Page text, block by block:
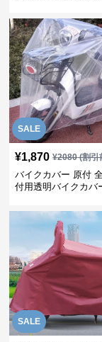
SALE
¥1,870 ¥2080(割引
バイクカバー 原付
付用透明バイクカバ
SALE